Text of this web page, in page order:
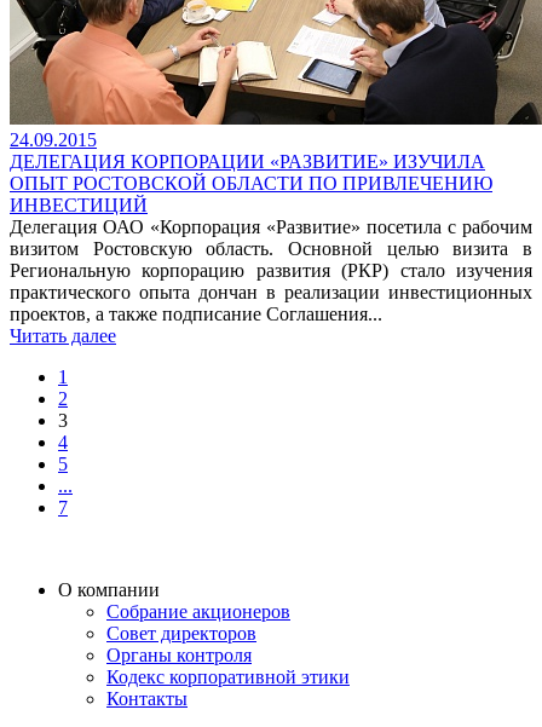
24.09.2015
ДЕЛЕГАЦИЯ КОРПОРАЦИИ «РАЗВИТИЕ» ИЗУЧИЛА
ОПЫТ РОСТОВСКОЙ ОБЛАСТИ ПО ПРИВЛЕЧЕНИЮ
ИНВЕСТИЦИЙ
Делегация ОАО «Корпорация «Развитие» посетила с рабочим
визитом Ростовскую область. Основной целью визита в
Региональную корпорацию развития (РКР) стало изучения
практического опыта дончан в реализации инвестиционных
проектов, а также подписание Соглашения...
Читать далее
1
2
3
4
5
...
7
О компании
Собрание акционеров
Совет директоров
Органы контроля
Кодекс корпоративной этики
Контакты